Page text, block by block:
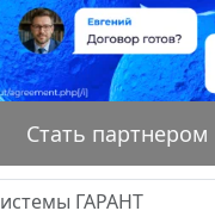
Стать партнером